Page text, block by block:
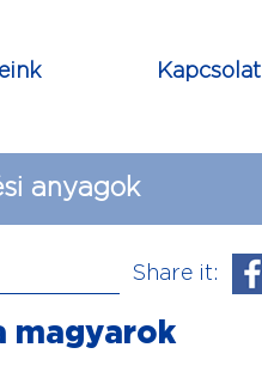
Kapcsolat
anyagok
Share it:
magyarok